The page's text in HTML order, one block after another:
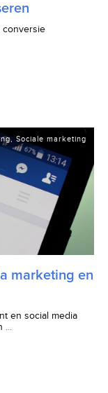
conversie
,Sociale marketing
marketing en
en social media